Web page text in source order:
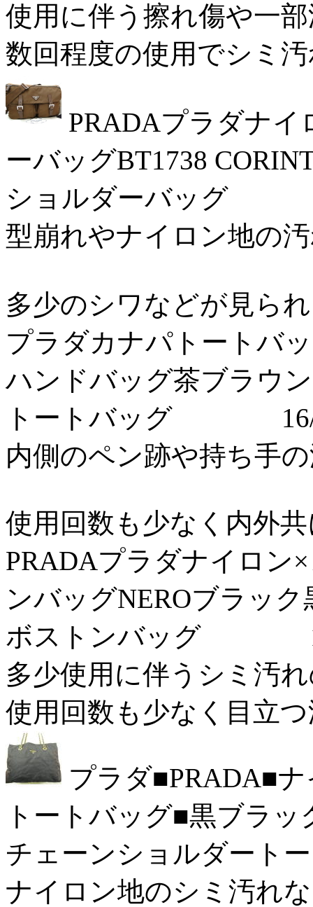
使用に伴う擦れ傷や一
数回程度の使用でシミ
PRADAプラダナ
ーバッグBT1738
ショルダーバッグ
型崩れやナイロン地の
多少のシワなどが見ら
プラダカナパトートバ
ハンドバッグ茶ブラウ
トートバッグ 16/
内側のペン跡や持ち手
使用回数も少なく内外
PRADAプラダナイロン
ンバッグNEROブラック
ボストンバッグ
多少使用に伴うシミ汚
使用回数も少なく目立
プラダ■PRADA■
トートバッグ■黒ブラッ
チェーンショルダ
ナイロン地のシミ汚れ